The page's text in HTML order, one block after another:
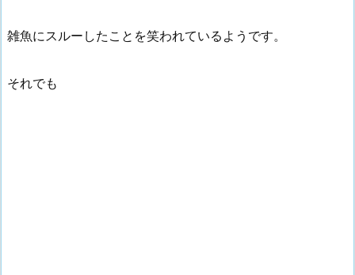
雑魚にスルーしたことを笑われているようです。
それでも